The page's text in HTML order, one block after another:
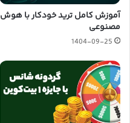
آموزش کامل ترید خودکار با هوش
مصنوعی
1404-09-25